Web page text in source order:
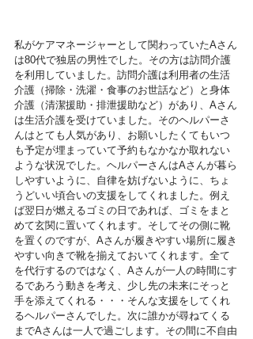
私がケアマネージャーとして関わっていたAさん
は80代で独居の男性でした。その方は訪問介護
を利用していました。訪問介護は利用者の生活
介護（掃除・洗濯・食事のお世話など）と身体
介護（清潔援助・排泄援助など）があり、Aさん
は生活介護を受けていました。そのヘルパーさ
んはとても人気があり、お願いしたくてもいつ
も予定が埋まっていて予約もなかなか取れない
ような状況でした。ヘルパーさんはAさんが暮ら
しやすいように、自律を妨げないように、ちょ
うどいい頃合いの支援をしてくれました。例え
ば翌日が燃えるゴミの日であれば、ゴミをまと
めて玄関に置いてくれます。そしてその側に靴
を置くのですが、Aさんが履きやすい場所に履き
やすい向きで靴を揃えておいてくれます。全て
を代行するのではなく、Aさんが一人の時間にす
るであろう動きを考え、少し先の未来にそっと
手を添えてくれる・・・そんな支援をしてくれ
るヘルパーさんでした。次に誰かが尋ねてくる
までAさんは一人で過ごします。その間に不自由